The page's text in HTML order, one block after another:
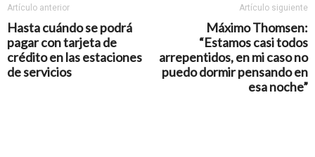
Artículo anterior
Hasta cuándo se podrá
pagar con tarjeta de
crédito en las estaciones
de servicios
Artículo siguiente
Máximo Thomsen:
“Estamos casi todos
arrepentidos, en mi caso no
puedo dormir pensando en
esa noche”